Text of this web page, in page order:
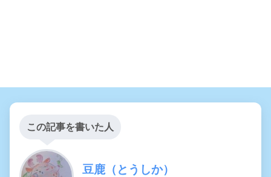
この記事を書いた人
豆鹿（とうしか）